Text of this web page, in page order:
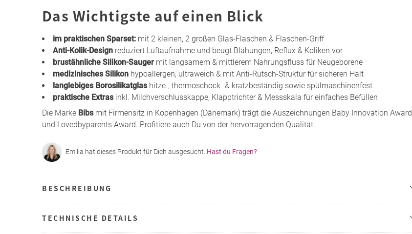
Das Wichtigste auf einen Blick
im praktischen Sparset: mit 2 kleinen, 2 großen Glas-Flaschen & Flaschen-Griff
Anti-Kolik-Design reduziert Luftaufnahme und beugt Blähungen, Reflux & Koliken vor
brustähnliche Silikon-Sauger mit langsamem & mittlerem Nahrungsfluss für Neugeborene
medizinisches Silikon hypoallergen, ultraweich & mit Anti-Rutsch-Struktur für sicheren Halt
langlebiges Borosilikatglashitze-, thermoschock- & kratzbeständig sowie spülmaschinenfest
praktische Extrasinkl. Milchverschlusskappe, Klapptrichter & Messskala für einfaches Befüllen
Die Marke Bibsmit Firmensitz in Kopenhagen (Dänemark) trägt die Auszeichnungen Baby Innovation Award
und Lovedbyparents Award. Profitiere auch Du von der hervorragenden Qualität.
Emilia hat dieses Produkt für Dich ausgesucht. Hast du Fragen?
BESCHREIBUNG
TECHNISCHE DETAILS